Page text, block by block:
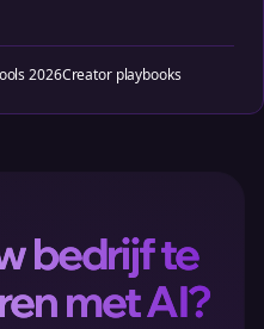
2026Creator playbooks
bedrijf te
met AI?